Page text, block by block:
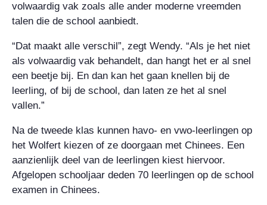
volwaardig vak zoals alle ander moderne vreemden
talen die de school aanbiedt.
“Dat maakt alle verschil”, zegt Wendy. “Als je het niet
als volwaardig vak behandelt, dan hangt het er al snel
een beetje bij. En dan kan het gaan knellen bij de
leerling, of bij de school, dan laten ze het al snel
vallen.”
Na de tweede klas kunnen havo- en vwo-leerlingen op
het Wolfert kiezen of ze doorgaan met Chinees. Een
aanzienlijk deel van de leerlingen kiest hiervoor.
Afgelopen schooljaar deden 70 leerlingen op de school
examen in Chinees.